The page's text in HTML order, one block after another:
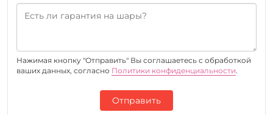
Нажимая кнопку "Отправить" Вы соглашаетесь c обработкой
ваших данных, согласно Политики конфиденциальности.
Отправить